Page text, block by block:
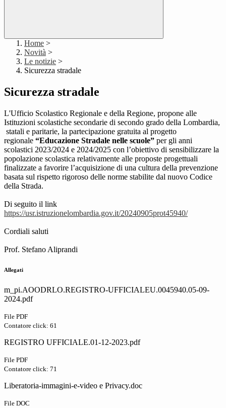
Home >
Novità >
Le notizie >
Sicurezza stradale
Sicurezza stradale
L'Ufficio Scolastico Regionale e della Regione, propone alle
Istituzioni scolastiche secondarie di secondo grado della Lombardia,
statali e paritarie, la partecipazione gratuita al progetto
regionale “Educazione Stradale nelle scuole” per gli anni
scolastici 2023/2024 e 2024/2025 con l’obiettivo di sensibilizzare la
popolazione scolastica relativamente alle proposte progettuali
finalizzate a favorire l’acquisizione di una cultura della prevenzione
basata sul rispetto rigoroso delle norme stabilite dal nuovo Codice
della Strada.
Di seguito il link
https://usr.istruzionelombardia.gov.it/20240905prot45940/
Cordiali saluti
Prof. Stefano Aliprandi
Allegati
m_pi.AOODRLO.REGISTRO-UFFICIALEU.0045940.05-09-
2024.pdf
File PDF
Contatore click: 61
REGISTRO UFFICIALE.01-12-2023.pdf
File PDF
Contatore click: 71
Liberatoria-immagini-e-video e Privacy.doc
File DOC